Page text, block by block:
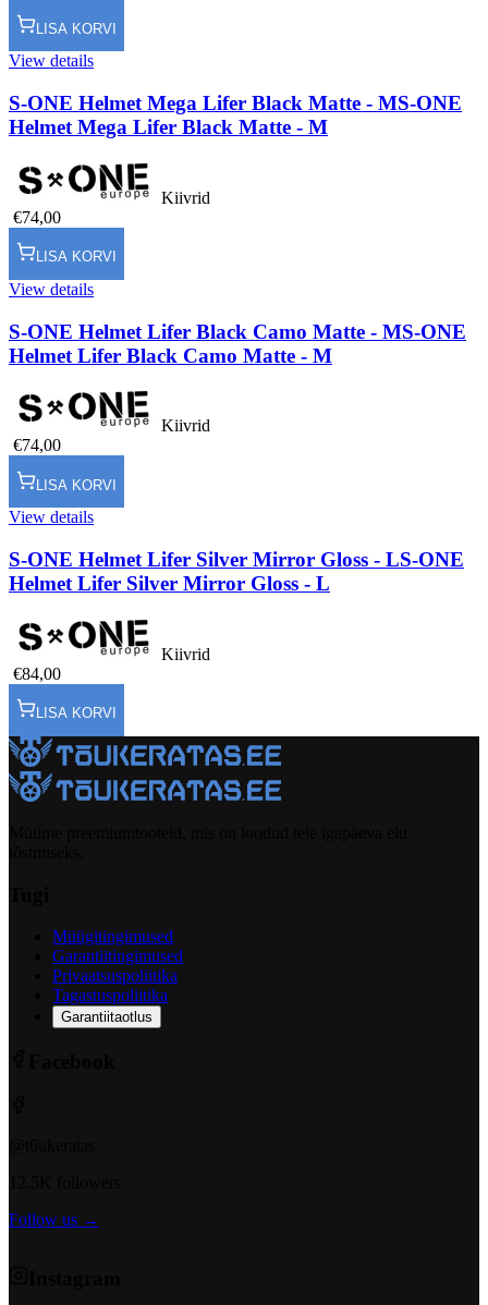
LISA KORVI
View details
S-ONE Helmet Mega Lifer Black Matte - MS-ONE
Helmet Mega Lifer Black Matte - M
Kiivrid
€74,00
LISA KORVI
View details
S-ONE Helmet Lifer Black Camo Matte - MS-ONE
Helmet Lifer Black Camo Matte - M
Kiivrid
€74,00
LISA KORVI
View details
S-ONE Helmet Lifer Silver Mirror Gloss - LS-ONE
Helmet Lifer Silver Mirror Gloss - L
Kiivrid
€84,00
LISA KORVI
Müügitingimused
Garantiitingimused
Privaatsuspoliitika
Tagastuspoliitika
Garantiitaotlus
Follow us →